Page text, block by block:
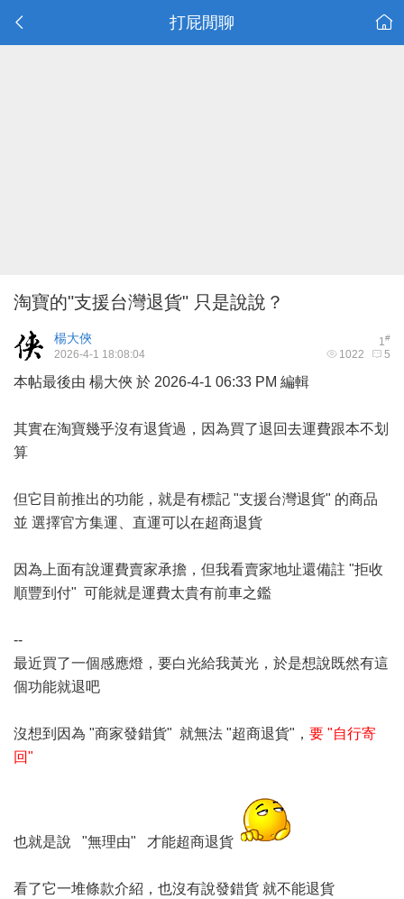
打屁閒聊
淘寶的"支援台灣退貨" 只是說說？
1#
楊大俠
1022 5
2026-4-1 18:08:04
本帖最後由 楊大俠 於 2026-4-1 06:33 PM 編輯
其實在淘寶幾乎沒有退貨過，因為買了退回去運費跟本不划
算
但它目前推出的功能，就是有標記 "支援台灣退貨" 的商品
並 選擇官方集運、直運可以在超商退貨
因為上面有說運費賣家承擔，但我看賣家地址還備註 "拒收
順豐到付" 可能就是運費太貴有前車之鑑
--
最近買了一個感應燈，要白光給我黃光，於是想說既然有這
個功能就退吧
沒想到因為 "商家發錯貨" 就無法 "超商退貨"， 要 "自行寄
回"
也就是說 "無理由" 才能超商退貨
看了它一堆條款介紹，也沒有說發錯貨 就不能退貨